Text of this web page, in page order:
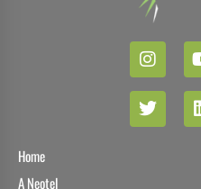
Home
A Neotel